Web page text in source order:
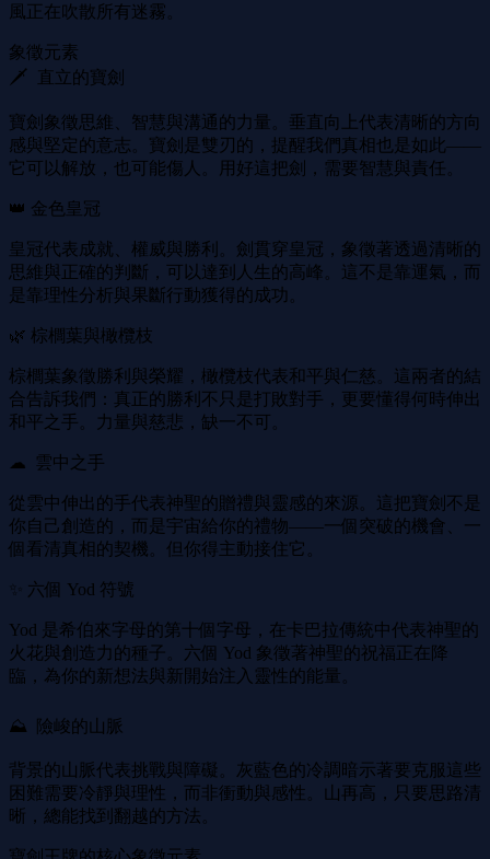
風正在吹散所有迷霧。
象徵元素
🗡 ️ 直立的寶劍
寶劍象徵思維、智慧與溝通的力量。垂直向上代表清晰的方向
感與堅定的意志。寶劍是雙刃的，提醒我們真相也是如此——
它可以解放，也可能傷人。用好這把劍，需要智慧與責任。
👑 金色皇冠
皇冠代表成就、權威與勝利。劍貫穿皇冠，象徵著透過清晰的
思維與正確的判斷，可以達到人生的高峰。這不是靠運氣，而
是靠理性分析與果斷行動獲得的成功。
🌿 棕櫚葉與橄欖枝
棕櫚葉象徵勝利與榮耀，橄欖枝代表和平與仁慈。這兩者的結
合告訴我們：真正的勝利不只是打敗對手，更要懂得何時伸出
和平之手。力量與慈悲，缺一不可。
☁ ️ 雲中之手
從雲中伸出的手代表神聖的贈禮與靈感的來源。這把寶劍不是
你自己創造的，而是宇宙給你的禮物——一個突破的機會、一
個看清真相的契機。但你得主動接住它。
✨ 六個 Yod 符號
Yod 是希伯來字母的第十個字母，在卡巴拉傳統中代表神聖的
火花與創造力的種子。六個 Yod 象徵著神聖的祝福正在降
臨，為你的新想法與新開始注入靈性的能量。
⛰ ️ 險峻的山脈
背景的山脈代表挑戰與障礙。灰藍色的冷調暗示著要克服這些
困難需要冷靜與理性，而非衝動與感性。山再高，只要思路清
晰，總能找到翻越的方法。